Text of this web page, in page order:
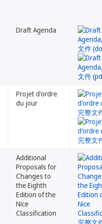
Draft Agenda
Projet d'ordre
du jour
Additional
Proposals for
Changes to
the Eighth
Edition of the
Nice
Classification